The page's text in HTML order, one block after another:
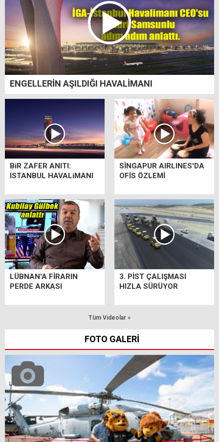
ENGELLERİN AŞILDIĞI HAVALİMANI
BiR ZAFER ANITI:
ISTANBUL HAVALiMANI
SİNGAPUR AIRLINES'DA
OFİS ÖZLEMİ
LÜBNAN'A FİRARIN
PERDE ARKASI
3. PİST ÇALIŞMASI
HIZLA SÜRÜYOR
Tüm Videolar »
FOTO GALERİ